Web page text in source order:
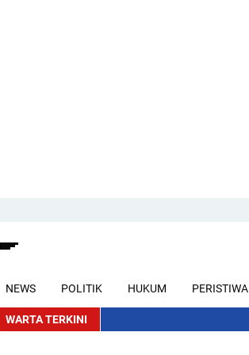
NEWS POLITIK HUKUM PERISTIWA
WARTA TERKINI